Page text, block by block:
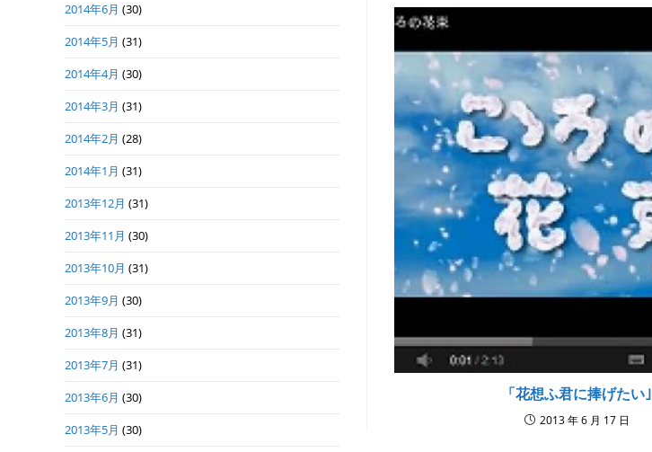
「花想ふ君に捧げたい｣
2013 年 6 月 17 日
2014年6月 (30)
2014年5月 (31)
2014年4月 (30)
2014年3月 (31)
2014年2月 (28)
2014年1月 (31)
2013年12月 (31)
2013年11月 (30)
2013年10月 (31)
2013年9月 (30)
2013年8月 (31)
2013年7月 (31)
2013年6月 (30)
2013年5月 (30)